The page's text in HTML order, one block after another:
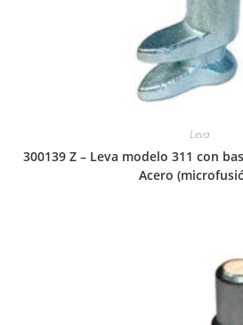
Leva
300139 Z – Leva modelo 311 con
Acero